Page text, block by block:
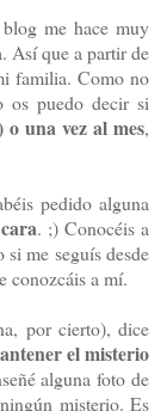
me hace muy
Así que a partir de
familia. Como no
os puedo decir si
una vez al mes,
pedido alguna
. ;) Conocéis a
si me seguís desde
conozcáis a mí.
por cierto), dice
el misterio
alguna foto de
misterio. Es